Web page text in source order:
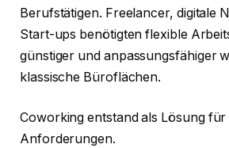
Berufstätigen. Freelancer, digitale
Start-ups benötigten flexible
günstiger und anpassungsfähiger
klassische Büroflächen.
Coworking entstand als Lösung für
Anforderungen.